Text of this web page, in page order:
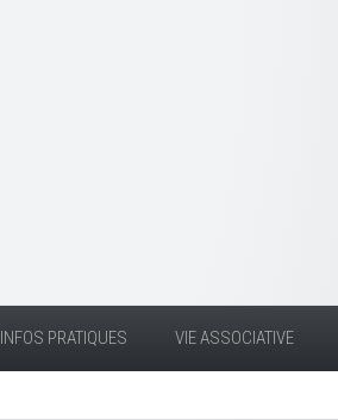
INFOS PRATIQUES VIE ASSOCIATIVE